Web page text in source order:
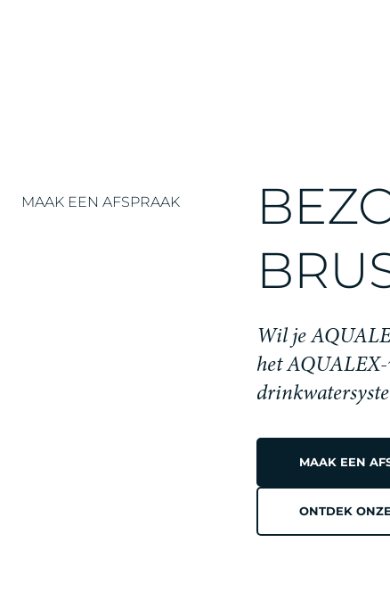
MAAK EEN AFSPRAAK
Wil je
het
MAAK EEN
ONTDEK